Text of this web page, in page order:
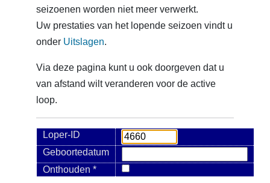
seizoenen worden niet meer verwerkt.
Uw prestaties van het lopende seizoen vindt u
onder Uitslagen.
Via deze pagina kunt u ook doorgeven dat u
van afstand wilt veranderen voor de active
loop.
Loper-ID
Geboortedatum
Onthouden *